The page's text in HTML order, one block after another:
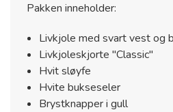
Pakken inneholder:
Livkjole med svart vest og
Livkjoleskjorte "Classic"
Hvit sløyfe
Hvite bukseseler
Brystknapper i gull